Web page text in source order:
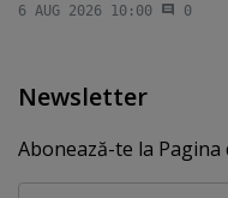
6 AUG 2026 10:00 0
Newsletter
Abonează-te la Pagina